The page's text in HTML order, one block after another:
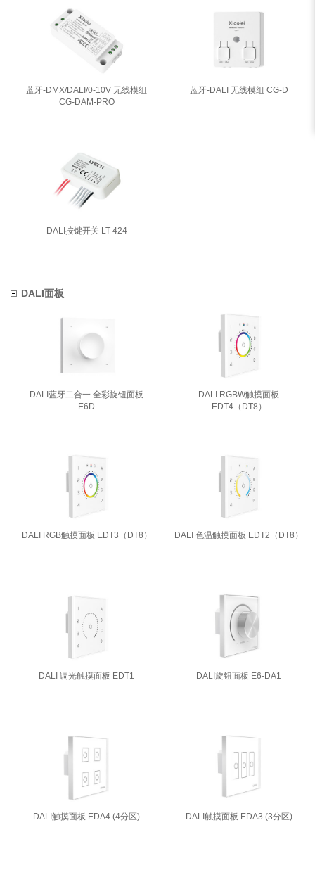
蓝牙-DMX/DALI/0-10V 无线模组
CG-DAM-PRO
蓝牙-DALI 无线模组 CG-D
DALI按键开关 LT-424
DALI面板
DALI蓝牙二合一 全彩旋钮面板
E6D
DALI RGBW触摸面板
EDT4（DT8）
DALI RGB触摸面板 EDT3（DT8） DALI 色温触摸面板 EDT2（DT8）
DALI 调光触摸面板 EDT1 DALI旋钮面板 E6-DA1
DALI触摸面板 EDA4 (4分区) DALI触摸面板 EDA3 (3分区)